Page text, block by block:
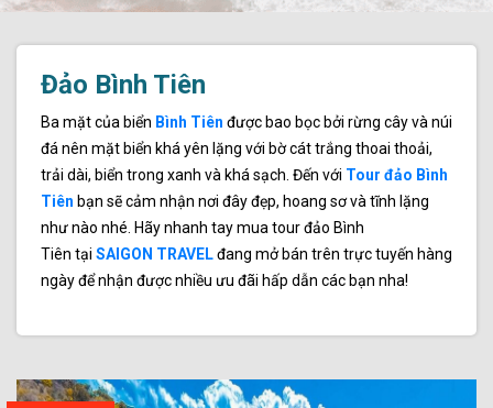
Đảo Bình Tiên
Ba mặt của biển Bình Tiên được bao bọc bởi rừng cây và núi
đá nên mặt biển khá yên lặng với bờ cát trắng thoai thoải,
trải dài, biển trong xanh và khá sạch. Đến với Tour đảo Bình
Tiên bạn sẽ cảm nhận nơi đây đẹp, hoang sơ và tĩnh lặng
như nào nhé. Hãy nhanh tay mua tour đảo Bình
Tiên tại SAIGON TRAVELđang mở bán trên trực tuyến hàng
ngày để nhận được nhiều ưu đãi hấp dẫn các bạn nha!